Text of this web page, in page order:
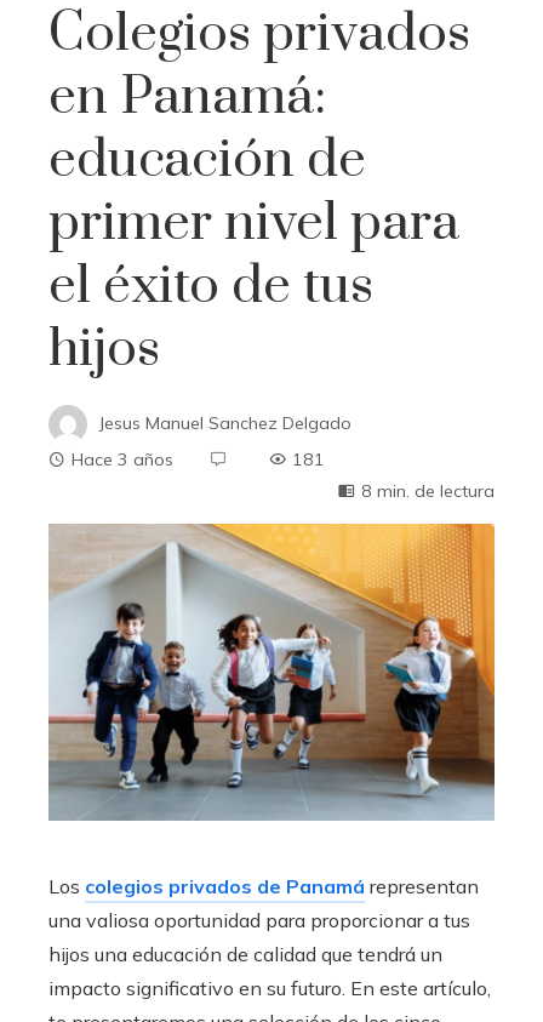
Colegios privados
en Panamá:
educación de
primer nivel para
el éxito de tus
hijos
Jesus Manuel Sanchez Delgado
Hace 3 años
181
8 min. de lectura
Los colegios privados de Panamá representan
una valiosa oportunidad para proporcionar a tus
hijos una educación de calidad que tendrá un
impacto significativo en su futuro. En este artículo,